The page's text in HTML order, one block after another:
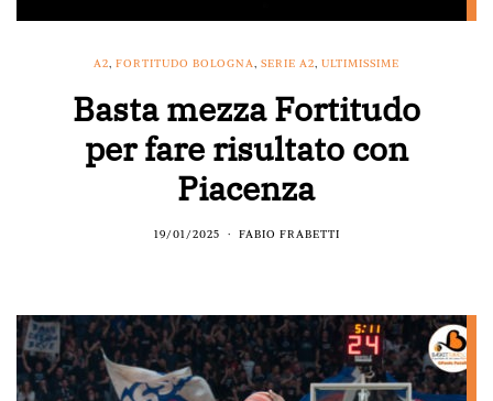
A2, FORTITUDO BOLOGNA, SERIE A2, ULTIMISSIME
Basta mezza Fortitudo
per fare risultato con
Piacenza
19/01/2025 FABIO FRABETTI